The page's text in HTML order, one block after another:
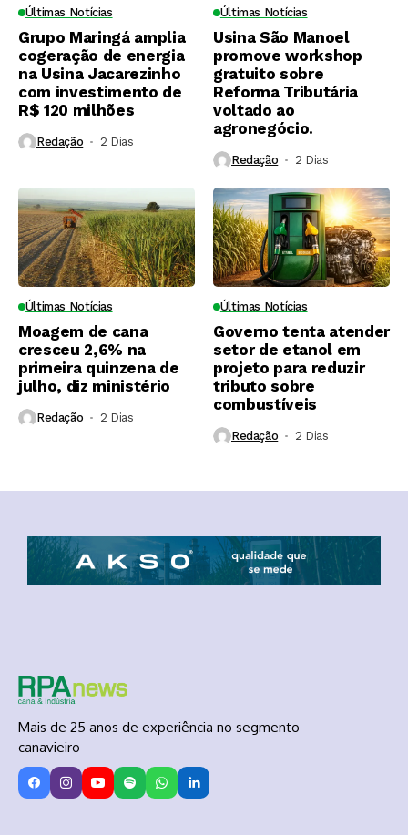
Últimas Notícias
Grupo Maringá amplia
cogeração de energia
na Usina Jacarezinho
com investimento de
R$ 120 milhões
Redação 2 Dias ⁮
Últimas Notícias
Usina São Manoel
promove workshop
gratuito sobre
Reforma Tributária
voltado ao
agronegócio.
Redação 2 Dias ⁮
Últimas Notícias
Moagem de cana
cresceu 2,6% na
primeira quinzena de
julho, diz ministério
Redação 2 Dias ⁮
Últimas Notícias
Governo tenta atender
setor de etanol em
projeto para reduzir
tributo sobre
combustíveis
Redação 2 Dias ⁮
Mais de 25 anos de experiência no segmento
canavieiro